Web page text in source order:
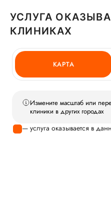
УСЛУГА
КЛИНИКАХ
КАРТА
Измените масштаб или
клиники в других городах
— услуга оказывается в